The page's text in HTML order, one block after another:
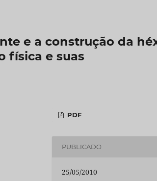
e a construção da
física e suas
PDF
PUBLICADO
25/05/2010